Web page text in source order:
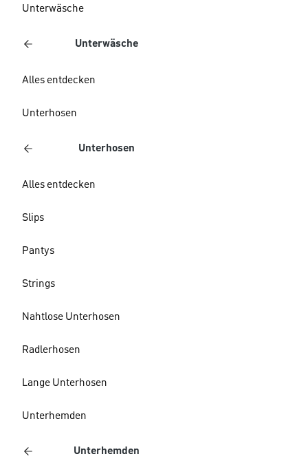
Unterwäsche
Unterwäsche
Alles entdecken
Unterhosen
Unterhosen
Alles entdecken
Slips
Pantys
Strings
Nahtlose Unterhosen
Radlerhosen
Lange Unterhosen
Unterhemden
Unterhemden